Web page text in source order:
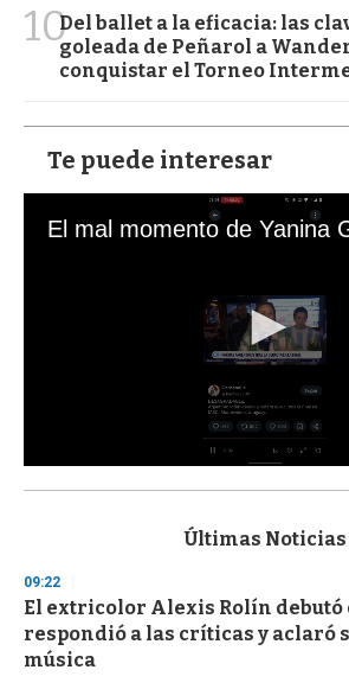
10Del ballet a la eficacia: las
goleada de Peñarol a
conquistar el Torneo
Te puede interesar
s
d
s
o
f
3
Últimas Noticias
09:22
El extricolor Alexis Rolín debutó
respondió a las críticas y aclaró
música